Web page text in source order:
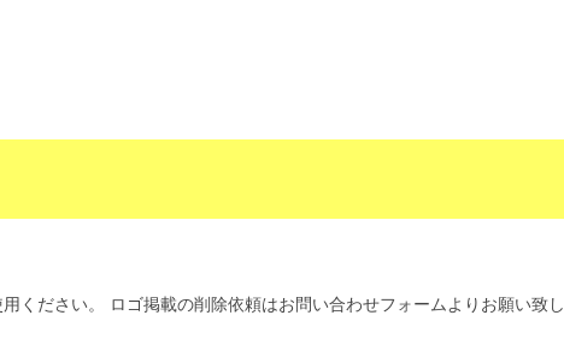
ください。 ロゴ掲載の削除依頼はお問い合わせフォームよりお願い致し